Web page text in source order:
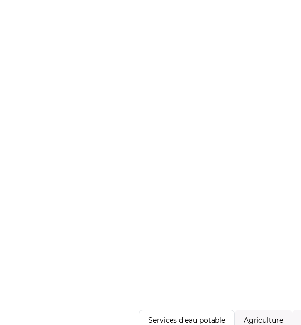
Services d'eau potable Agriculture